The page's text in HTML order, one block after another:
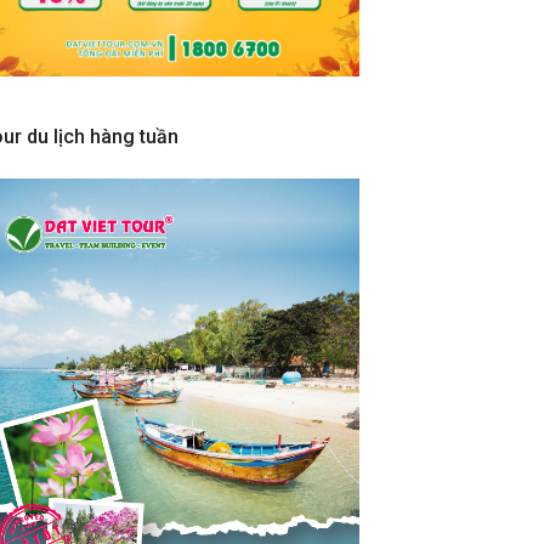
du lịch hàng tuần